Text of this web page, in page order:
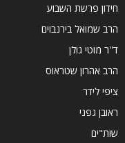
חידון פרשת השבוע
הרב שמואל בירנבוים
ד''ר מוטי גולן
הרב אהרון שטראוס
ציפי לידר
ראובן גפני
שות"ים